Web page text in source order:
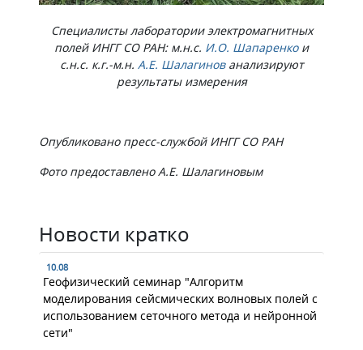
Специалисты лаборатории электромагнитных
полей ИНГГ СО РАН: м.н.с. И.О. Шапаренкои
с.н.с. к.г.-м.н. А.Е. Шалагинованализируют
результаты измерения
Опубликовано пресс-службой ИНГГ СО РАН
Фото предоставлено А.Е. Шалагиновым
Новости кратко
10.08
Геофизический семинар "Алгоритм
моделирования сейсмических волновых полей с
использованием сеточного метода и нейронной
сети"